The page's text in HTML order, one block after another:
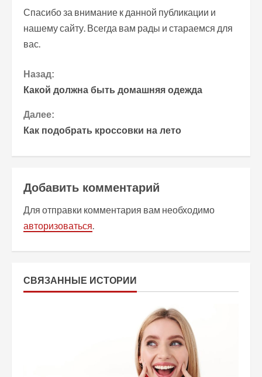
Спасибо за внимание к данной публикации и
нашему сайту. Всегда вам рады и стараемся для
вас.
П
о
д
ж
и
т
Назад:
Какой должна быть домашняя одежда
Далее:
Как подобрать кроссовки на лето
Добавить комментарий
Для отправки комментария вам необходимо
авторизоваться.
СВЯЗАННЫЕ ИСТОРИИ